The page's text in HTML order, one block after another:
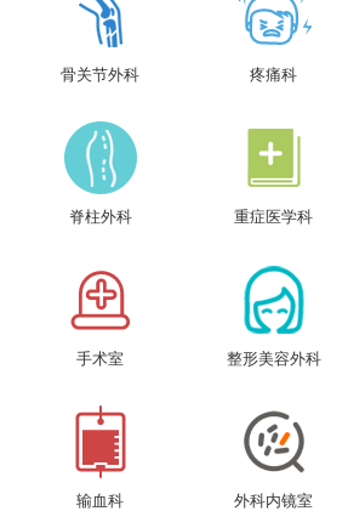
骨关节外科 疼痛科
脊柱外科 重症医学科
手术室 整形美容外科
输血科 外科内镜室